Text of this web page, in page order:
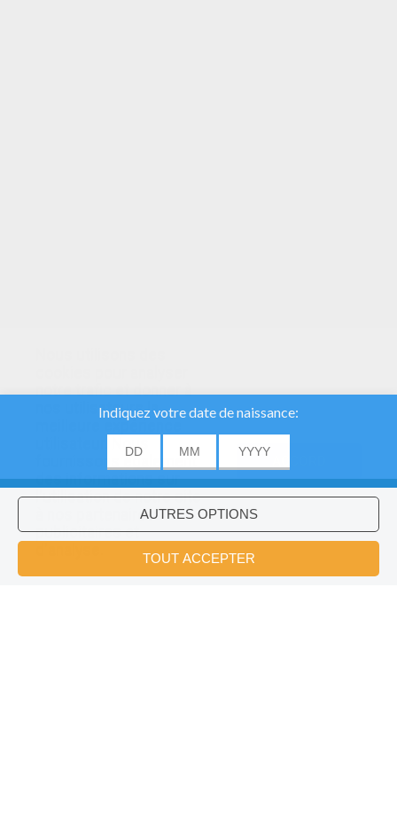
notre trafic et donner à
nos utilisateurs la
meilleure expérience
utilisateur. Nous
fournissons également
des informations sur
l'utilisation de notre site
à nos partenaires
publicitaires et
Voulez-vous installer l'application
Hellokids?
OK
×